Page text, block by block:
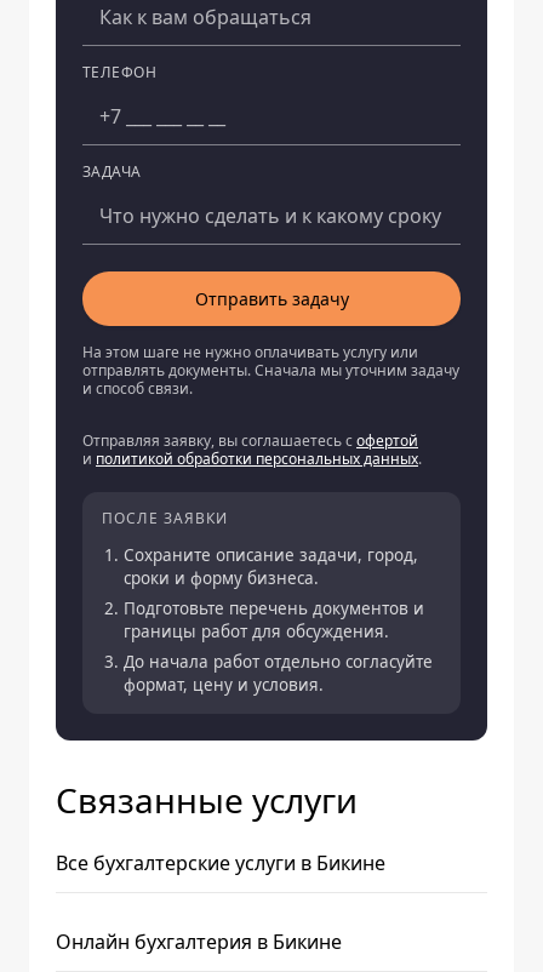
ТЕЛЕФОН
ЗАДАЧА
Отправить задачу
На этом шаге не нужно оплачивать услугу или
отправлять документы. Сначала мы уточним задачу
и способ связи.
Отправляя заявку, вы соглашаетесь софертой
и политикой обработки персональных данных.
ПОСЛЕ ЗАЯВКИ
Сохраните описание задачи, город,
сроки и форму бизнеса.
Подготовьте перечень документов и
границы работ для обсуждения.
До начала работ отдельно согласуйте
формат, цену и условия.
Связанные услуги
Все бухгалтерские услуги в Бикине
Онлайн бухгалтерия в Бикине